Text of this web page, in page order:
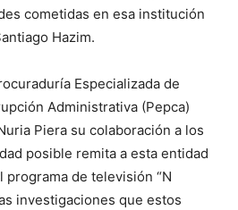
cometidas en esa institución
Hazim.
Especializada de
Administrativa (Pepca)
Piera su colaboración a los
posible remita a esta entidad
de televisión “N
investigaciones que estos